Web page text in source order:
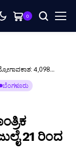
0
4,098
ಬೆಂಗಳೂರು
21 ರಿಂದ